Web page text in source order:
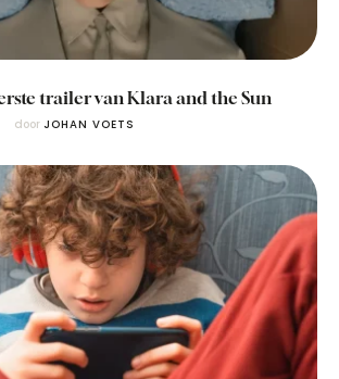
trailer van Klara and the Sun
door JOHAN VOETS